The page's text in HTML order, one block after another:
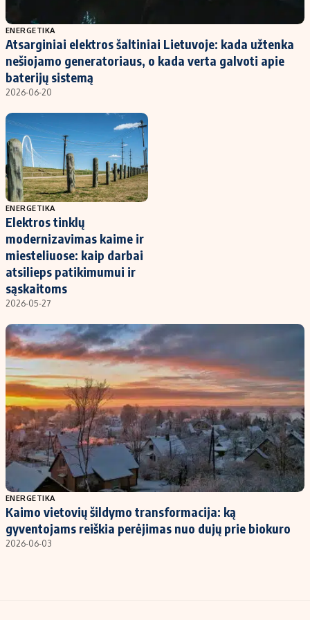
Populiarios temos
Investavimas
Akcijų rinka
Saulės elektrinės
Kriptovaliutos
Infliacija
Migracija
Titulinis
Nedarbo išmokos skaičiuoklė
Redakcija
Apie mus
Redakcijos politika
Privatumo politika
Turinio žymėjimo taisyklės
Regionų naujienos
Indėlių palūkanos
ENERGETIKA
Atsarginiai elektros šaltiniai Lietuvoje: kada užtenka
nešiojamo generatoriaus, o kada verta galvoti apie
baterijų sistemą
2026-06-20
ENERGETIKA
Elektros tinklų
modernizavimas kaime ir
miesteliuose: kaip darbai
atsilieps patikimumui ir
sąskaitoms
2026-05-27
ENERGETIKA
Kaimo vietovių šildymo transformacija: ką
gyventojams reiškia perėjimas nuo dujų prie biokuro
2026-06-03